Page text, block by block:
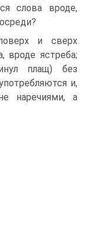
слова вроде,
и сверх
вроде ястреба;
плащ) без
и,
наречиями, а